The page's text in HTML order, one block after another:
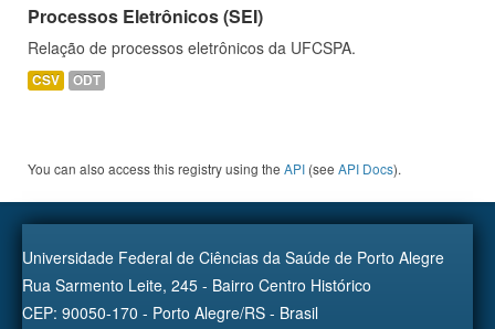
Processos Eletrônicos (SEI)
Relação de processos eletrônicos da UFCSPA.
CSV ODT
You can also access this registry using the API (see API Docs).
Universidade Federal de Ciências da Saúde de Porto Alegre
Rua Sarmento Leite, 245 - Bairro Centro Histórico
CEP: 90050-170 - Porto Alegre/RS - Brasil